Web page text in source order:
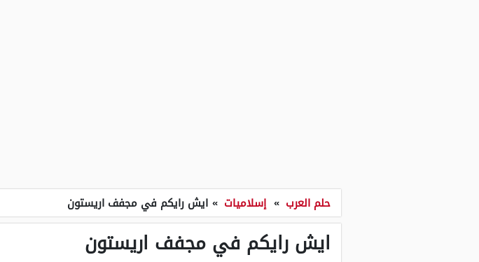
حلم العرب » إسلاميات » ايش رايكم في مجفف اريستون
ايش رايكم في مجفف اريستون